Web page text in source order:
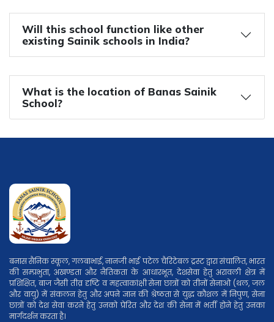
Will this school function like other
existing Sainik schools in India?
What is the location of Banas Sainik
School?
बनास सैनिक स्कूल, गलबाभाई, नानजी भाई पटेल चैरिटेबल ट्रस्ट द्वारा संचालित, भारत
की सम्प्रभुता, अखण्डता और नैतिकता के आधारभूत, देशसेवा हेतु अरावली क्षेत्र में
प्रशिक्षित, बाज जैसी तीव्र दृष्टि व महत्वाकांक्षी सेना छात्रों को तीनों सेनाओ (थल, जल
और वायु) में संकलन हेतु और अपने ज्ञान की श्रेष्ठता से युद्ध कौशल में निपुण, सेना
छात्रों को देश सेवा करने हेतु उनको प्रेरित और देश की सेना में भर्ती होने हेतु उनका
मार्गदर्शन करता है।